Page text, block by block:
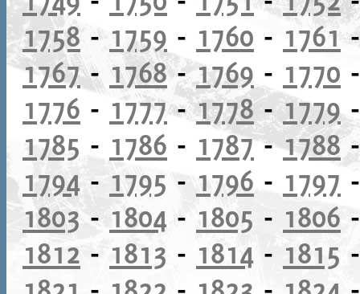
1758- 1759 - 1760 - 1761
1767- 1768-1769 - 1770
1776 - 1777-1778- 1779
1785 - 1786 - 1787-1788
1794 - 1795 - 1796 - 1797
1803- 1804 - 1805 - 1806
1812 - 1813 - 1814 - 1815